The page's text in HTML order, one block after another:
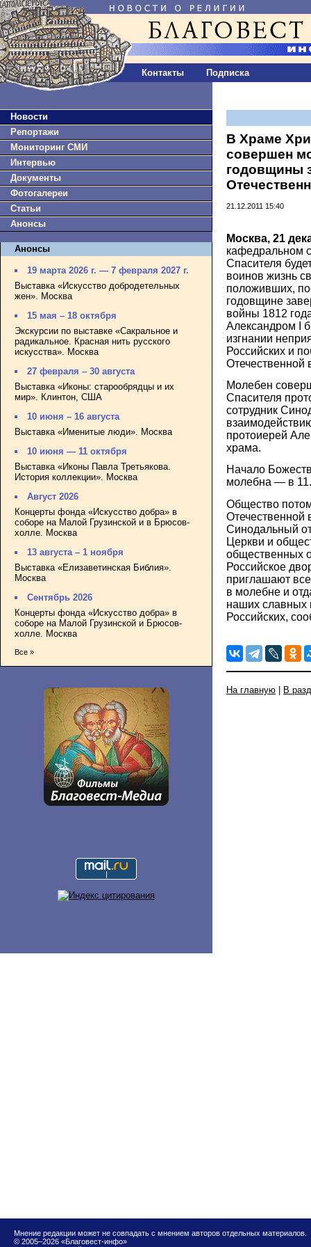
Контакты Подписка
Новости
Репортажи
Мониторинг СМИ
Интервью
Документы
Фотогалереи
Статьи
Анонсы
Анонсы
19 марта 2026 г. — 7 февраля 2027 г.
Выставка «Искусство добродетельных
жен». Москва
15 мая – 18 октября
Экскурсии по выставке «Сакральное и
радикальное. Красная нить русского
искусства». Москва
27 февраля – 30 августа
Выставка «Иконы: старообрядцы и их
мир». Клинтон, США
10 июня – 16 августа
Выставка «Именитые люди». Москва
10 июня — 11 октября
Выставка «Иконы Павла Третьякова.
История коллекции». Москва
Август 2026
Концерты фонда «Искусство добра» в
соборе на Малой Грузинской и в Брюсов-
холле. Москва
13 августа – 1 ноября
Выставка «Елизаветинская Библия».
Москва
Сентябрь 2026
Концерты фонда «Искусство добра» в
соборе на Малой Грузинской и Брюсов-
холле. Москва
Все »
В Храме
совершен
годовщины
21.12.2011 15:40
Москва, 21
кафедральном
Спасителя
воинов жизнь
положивших,
годовщине
войны 1812
Александром I
изгнании
Российских и
Отечественной
Молебен
Спасителя
сотрудник
протоиерей
храма.
Начало
молебна — в
Общество
Отечественной
Синодальный
Церкви и
общественных
Российское
приглашают
в молебне и
наших славных
Российских,
На главную В
Мнение редакции может не совпадать с мнением авторов отдельных материалов.
© 2005–2026 «Благовест-инфо»